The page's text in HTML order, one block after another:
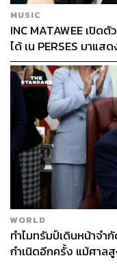
MUSIC
INC MATAWEE เปิด
ได้ เน PERSES มาแส
WORLD
ทำไมทรัมป์เดินหน้าจ
กำเนิดอีกครั้ง แม้ศาล